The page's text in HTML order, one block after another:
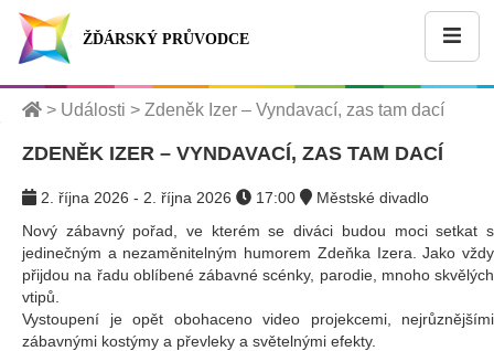
ŽĎÁRSKÝ PRŮVODCE
> Události > Zdeněk Izer – Vyndavací, zas tam dací
ZDENĚK IZER – VYNDAVACÍ, ZAS TAM DACÍ
2. října 2026 - 2. října 2026 17:00
Městské divadlo
Nový zábavný pořad, ve kterém se diváci budou moci setkat s
jedinečným a nezaměnitelným humorem Zdeňka Izera. Jako vždy
přijdou na řadu oblíbené zábavné scénky, parodie, mnoho skvělých
vtipů.
Vystoupení je opět obohaceno video projekcemi, nejrůznějšími
zábavnými kostýmy a převleky a světelnými efekty.